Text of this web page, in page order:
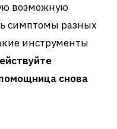
возможную
симптомы разных
инструменты
снова